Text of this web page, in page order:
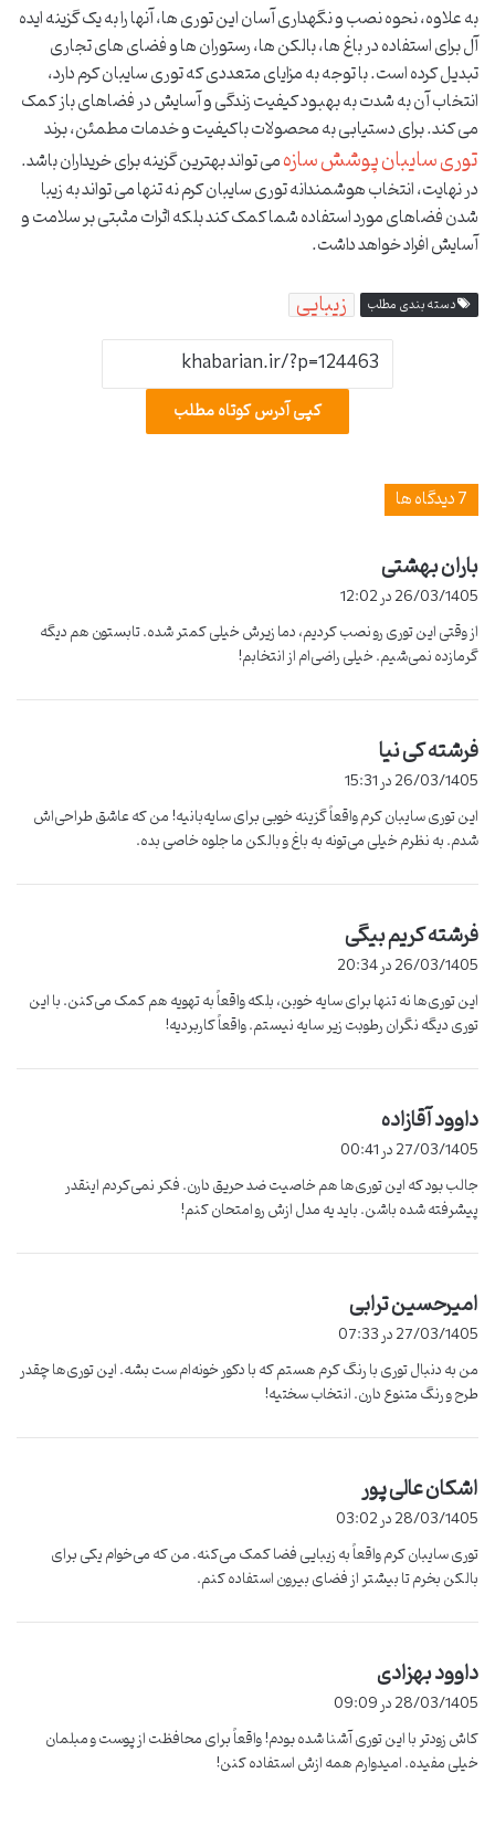
به علاوه، نحوه نصب و نگهداری آسان این توری ها، آنها را به یک گزینه ایده
آل برای استفاده در باغ ها، بالکن ها، رستوران ها و فضای های تجاری
تبدیل کرده است. با توجه به مزایای متعددی که توری سایبان کرم دارد،
انتخاب آن به شدت به بهبود کیفیت زندگی و آسایش در فضاهای باز کمک
می کند. برای دستیابی به محصولات باکیفیت و خدمات مطمئن، برند
توری سایبان پوشش سازهمی تواند بهترین گزینه برای خریداران باشد.
در نهایت، انتخاب هوشمندانه توری سایبان کرم نه تنها می تواند به زیبا
شدن فضاهای مورد استفاده شما کمک کند بلکه اثرات مثبتی بر سلامت و
آسایش افراد خواهد داشت.
دسته بندی مطلب زیبایی
کپی آدرس کوتاه مطلب
‫7 دیدگاه ها
باران بهشتیف
ت
:
26/03/1405 در 12:02
از وقتی این توری رو نصب کردیم، دما زیرش خیلی کمتر شده. تابستون هم دیگه
گرمازده نمی‌شیم. خیلی راضی‌ام از انتخابم!
فرشته کی نیاف
:
26/03/1405 در 15:31
این توری سایبان کرم واقعاً گزینه خوبی برای سایه‌بانیه! من که عاشق طراحی‌اش
شدم. به نظرم خیلی می‌تونه به باغ و بالکن ما جلوه خاصی بده.
فرشته کریم بیگیف
:
26/03/1405 در 20:34
این توری‌ها نه تنها برای سایه خوبن، بلکه واقعاً به تهویه هم کمک می‌کنن. با این
توری دیگه نگران رطوبت زیر سایه نیستم. واقعاً کاربردیه!
داوود آقازادهف
:
27/03/1405 در 00:41
جالب بود که این توری‌ها هم خاصیت ضد حریق دارن. فکر نمی‌کردم اینقدر
پیشرفته شده باشن. باید یه مدل ازش رو امتحان کنم!
امیرحسین ترابیف
:
27/03/1405 در 07:33
من به دنبال توری با رنگ کرم هستم که با دکور خونه‌ام ست بشه. این توری‌ها چقدر
طرح و رنگ متنوع دارن. انتخاب سختیه!
اشکان عالی پورف
:
28/03/1405 در 03:02
توری سایبان کرم واقعاً به زیبایی فضا کمک می‌کنه. من که می‌خوام یکی برای
بالکن بخرم تا بیشتر از فضای بیرون استفاده کنم.
داوود بهزادیف
:
28/03/1405 در 09:09
کاش زودتر با این توری آشنا شده بودم! واقعاً برای محافظت از پوست و مبلمان
خیلی مفیده. امیدوارم همه ازش استفاده کنن!